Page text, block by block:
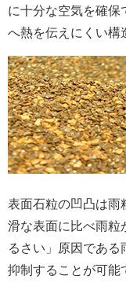
に十分な空気を確保
へ熱を伝えにくい構
表面石粒の凹凸は雨
滑な表面に比べ雨粒
るさい」原因である
抑制することが可能